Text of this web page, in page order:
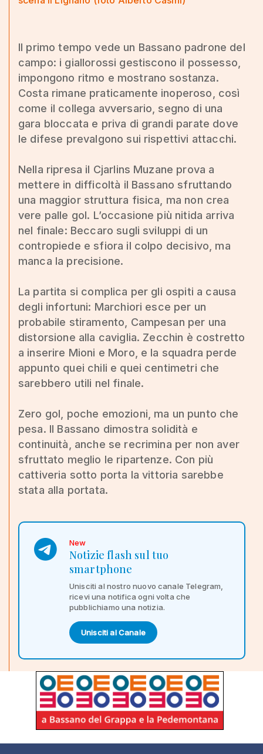
Il primo tempo vede un Bassano padrone del
campo: i giallorossi gestiscono il possesso,
impongono ritmo e mostrano sostanza.
Costa rimane praticamente inoperoso, così
come il collega avversario, segno di una
gara bloccata e priva di grandi parate dove
le difese prevalgono sui rispettivi attacchi.
Nella ripresa il Cjarlins Muzane prova a
mettere in difficoltà il Bassano sfruttando
una maggior struttura fisica, ma non crea
vere palle gol. L’occasione più nitida arriva
nel finale: Beccaro sugli sviluppi di un
contropiede e sfiora il colpo decisivo, ma
manca la precisione.
La partita si complica per gli ospiti a causa
degli infortuni: Marchiori esce per un
probabile stiramento, Campesan per una
distorsione alla caviglia. Zecchin è costretto
a inserire Mioni e Moro, e la squadra perde
appunto quei chili e quei centimetri che
sarebbero utili nel finale.
Zero gol, poche emozioni, ma un punto che
pesa. Il Bassano dimostra solidità e
continuità, anche se recrimina per non aver
sfruttato meglio le ripartenze. Con più
cattiveria sotto porta la vittoria sarebbe
stata alla portata.
New
Notizie flash sul tuo
smartphone
Unisciti al nostro nuovo canale Telegram,
ricevi una notifica ogni volta che
pubblichiamo una notizia.
Unisciti al Canale